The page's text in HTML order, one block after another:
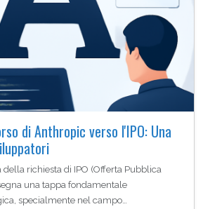
di Anthropic verso l'IPO: Una
richiesta di IPO (Offerta Pubblica
una tappa fondamentale
specialmente nel campo…